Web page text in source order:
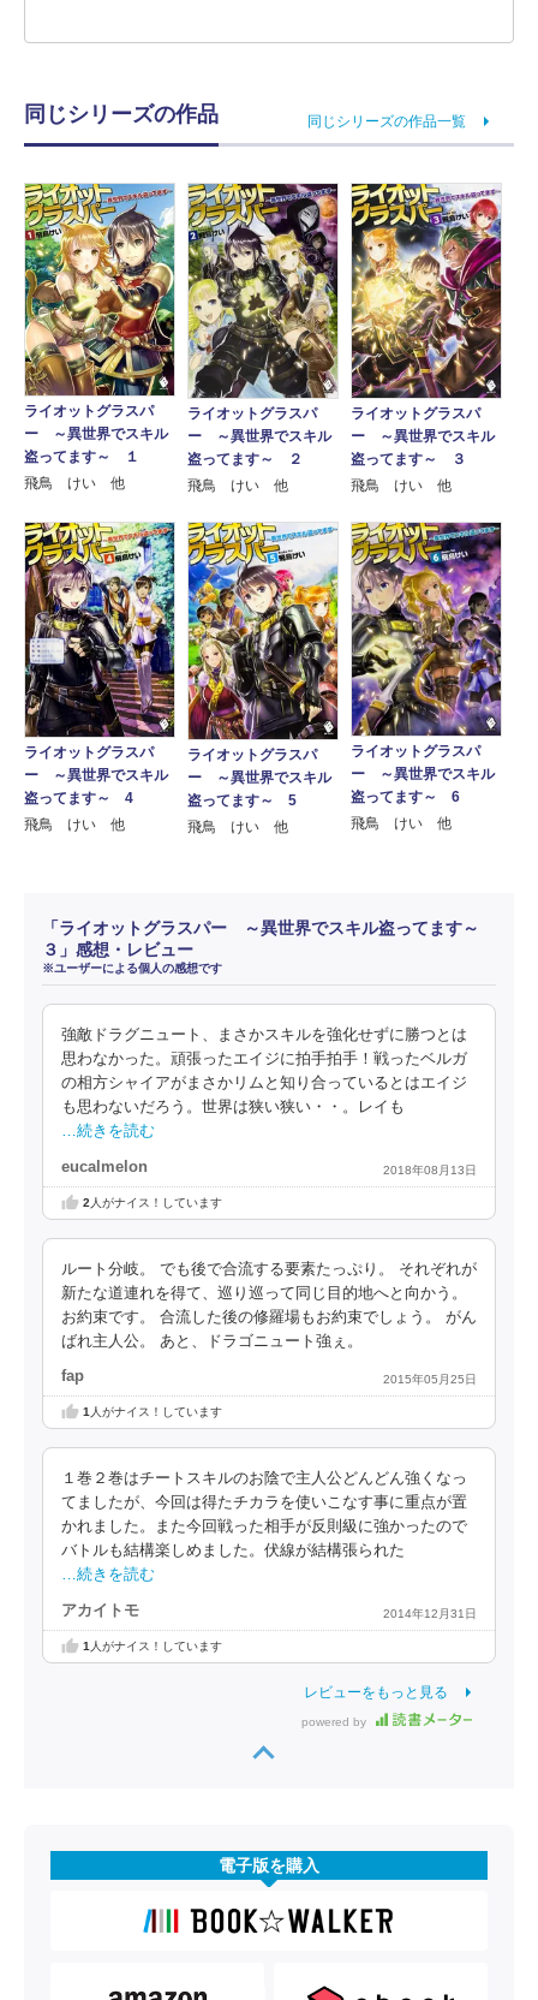
同じシリーズの作品 同じシリーズの作品一覧
ライオットグラスパ
ー ～異世界でスキル
盗ってます～ １
飛鳥 けい 他
ライオットグラスパ
ー ～異世界でスキル
盗ってます～ ２
飛鳥 けい 他
ライオットグラスパ
ー ～異世界でスキル
盗ってます～ ３
飛鳥 けい 他
ライオットグラスパ
ー ～異世界でスキル
盗ってます～ 4
飛鳥 けい 他
ライオットグラスパ
ー ～異世界でスキル
盗ってます～ 5
飛鳥 けい 他
ライオットグラスパ
ー ～異世界でスキル
盗ってます～ 6
飛鳥 けい 他
「ライオットグラスパー ～異世界でスキル盗ってます～
３」感想・レビュー
※ユーザーによる個人の感想です
強敵ドラグニュート、まさかスキルを強化せずに勝つとは
思わなかった。頑張ったエイジに拍手拍手！戦ったベルガ
の相方シャイアがまさかリムと知り合っているとはエイジ
も思わないだろう。世界は狭い狭い・・。レイも
…続きを読む
eucalmelon 2018年08月13日
2 人がナイス！しています
ルート分岐。 でも後で合流する要素たっぷり。 それぞれが
新たな道連れを得て、巡り巡って同じ目的地へと向かう。
お約束です。 合流した後の修羅場もお約束でしょう。 がん
ばれ主人公。 あと、ドラゴニュート強ぇ。
fap 2015年05月25日
1人がナイス！しています
１巻２巻はチートスキルのお陰で主人公どんどん強くなっ
てましたが、今回は得たチカラを使いこなす事に重点が置
かれました。また今回戦った相手が反則級に強かったので
バトルも結構楽しめました。伏線が結構張られた
…続きを読む
アカイトモ 2014年12月31日
1 人がナイス！しています
レビューをもっと見る
powered by
電子版を購入